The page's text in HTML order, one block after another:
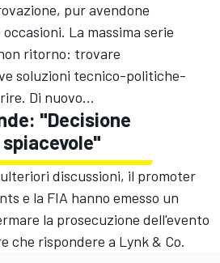
pur avendone
La massima serie
ritorno: trovare
soluzioni tecnico-politiche-
Di nuovo...
"Decisione
discussioni, il promoter
e la FIA hanno emesso un
la prosecuzione dell'evento
che rispondere a Lynk & Co.